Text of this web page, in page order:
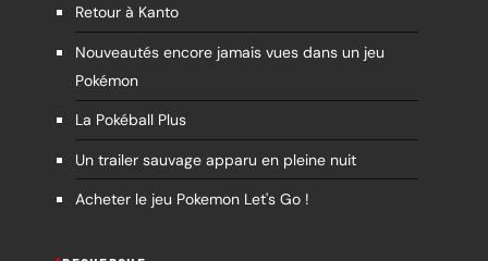
Retour à Kanto
Nouveautés encore jamais vues dans un jeu
Pokémon
La Pokéball Plus
Un trailer sauvage apparu en pleine nuit
Acheter le jeu Pokemon Let's Go !